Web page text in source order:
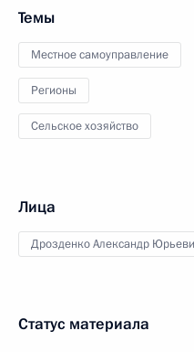
Темы
Местное самоуправление
Регионы
Сельское хозяйство
Лица
Дрозденко Александр
Статус материала